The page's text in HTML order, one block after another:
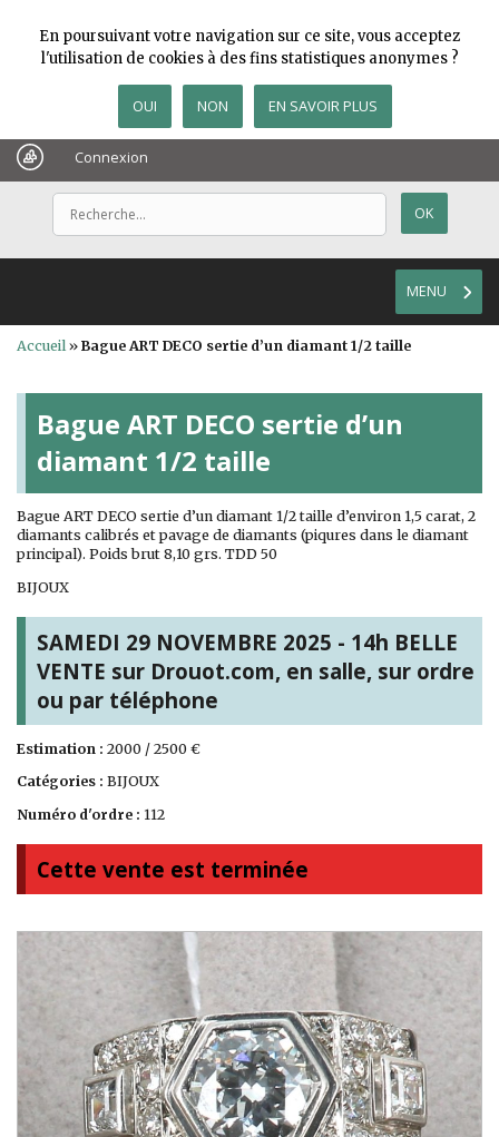
Connexion
MENU
Accueil» Bague ART DECO sertie d’un diamant 1/2 taille
Bague ART DECO sertie d’un
diamant 1/2 taille
Bague ART DECO sertie d’un diamant 1/2 taille d’environ 1,5 carat, 2
diamants calibrés et pavage de diamants (piqures dans le diamant
principal). Poids brut 8,10 grs. TDD 50
BIJOUX
SAMEDI 29 NOVEMBRE 2025 - 14h BELLE
VENTE sur Drouot.com, en salle, sur ordre
ou par téléphone
Estimation : 2000 / 2500 €
Catégories : BIJOUX
Numéro d'ordre : 112
Cette vente est terminée
En poursuivant votre navigation sur ce site, vous acceptez
l'utilisation de cookies à des fins statistiques anonymes ?
OUI NON EN SAVOIR PLUS